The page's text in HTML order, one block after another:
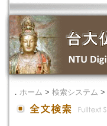
． ホーム > 検索システム >